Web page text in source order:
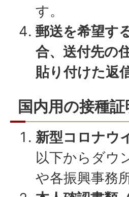
す。
郵送を希望す
合、送付先の
貼り付けた返
国内用の接種
新型コロナウ
以下からダウ
や各振興事務